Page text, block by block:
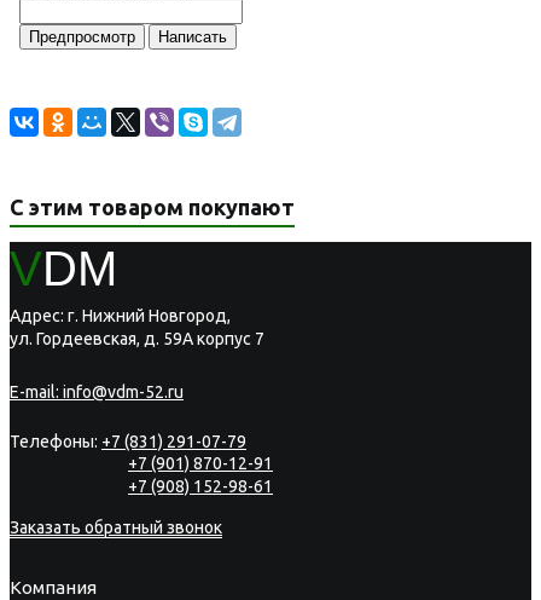
С этим товаром покупают
VDM
Адрес: г. Нижний Новгород,
ул. Гордеевская, д. 59А корпус 7
E-mail: info@vdm-52.ru
Телефоны: +7 (831) 291-07-79
+7 (901) 870-12-91
+7 (908) 152-98-61
Заказать обратный звонок
Компания